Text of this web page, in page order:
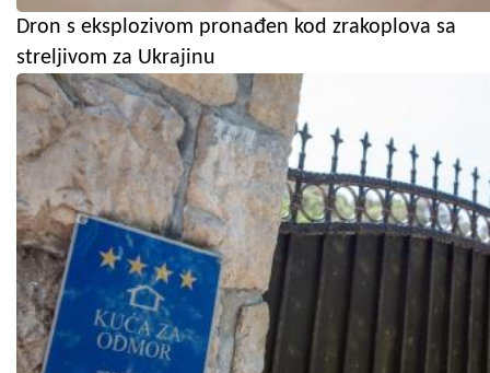
Dron s eksplozivom pronađen kod zrakoplova sa
streljivom za Ukrajinu